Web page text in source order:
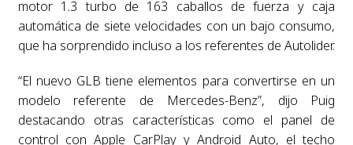
motor 1.3 turbo de 163 caballos de fuerza y caja
automática de siete velocidades con un bajo consumo,
que ha sorprendido incluso a los referentes de Autolider.
“El nuevo GLB tiene elementos para convertirse en un
modelo referente de Mercedes-Benz”, dijo Puig
destacando otras características como el panel de
control con Apple CarPlay y Android Auto, el techo